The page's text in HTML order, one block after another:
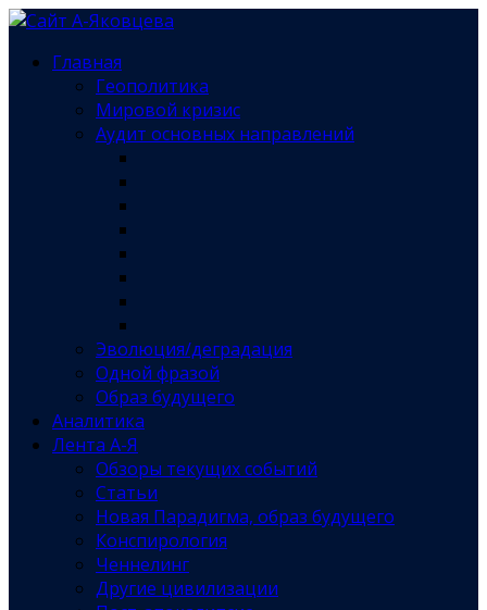
Главная
Геополитика
Мировой кризис
Аудит основных направлений
Эволюция/деградация
Одной фразой
Образ будущего
Аналитика
Лента А-Я
Обзоры текущих событий
Статьи
Новая Парадигма, образ будущего
Конспирология
Ченнелинг
Другие цивилизации